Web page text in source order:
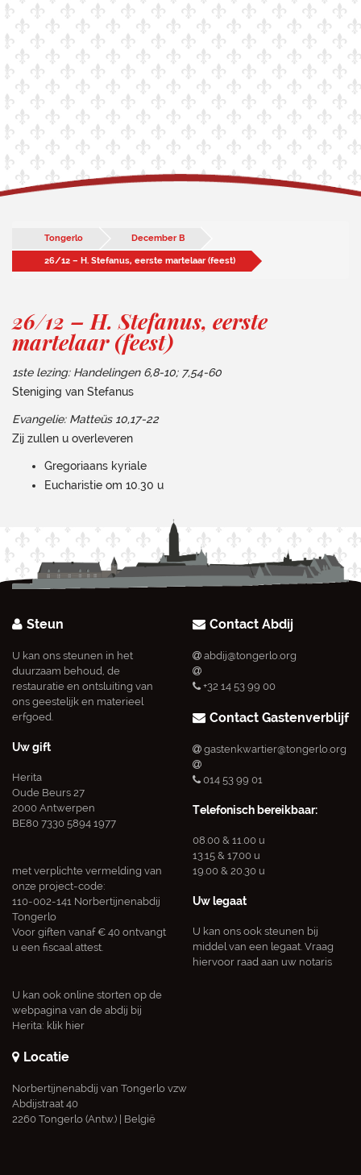
Tongerlo December B
26/12 – H. Stefanus, eerste martelaar (feest)
26/12 – H. Stefanus, eerste
martelaar (feest)
1ste lezing: Handelingen 6,8-10; 7,54-60
Steniging van Stefanus
Evangelie: Matteüs 10,17-22
Zij zullen u overleveren
Gregoriaans kyriale
Eucharistie om 10.30 u
Steun
U kan ons steunen in het
duurzaam behoud, de
restauratie en ontsluiting van
ons geestelijk en materieel
erfgoed.
Uw gift
Herita
Oude Beurs 27
2000 Antwerpen
BE80 7330 5894 1977
met verplichte vermelding van
onze project-code:
110-002-141 Norbertijnenabdij
Tongerlo
Voor giften vanaf € 40 ontvangt
u een fiscaal attest.
U kan ook online storten op de
webpagina van de abdij bij
Herita: klik hier
Contact Abdij
abdij@tongerlo.org
+32 14 53 99 00
Contact Gastenverblijf
gastenkwartier@tongerlo.org
014 53 99 01
Telefonisch bereikbaar:
08.00 & 11.00 u
13.15 & 17.00 u
19.00 & 20.30 u
Uw legaat
U kan ons ook steunen bij
middel van een legaat. Vraag
hiervoor raad aan uw notaris
Locatie
Norbertijnenabdij van Tongerlo vzw
Abdijstraat 40
2260 Tongerlo (Antw.) | België